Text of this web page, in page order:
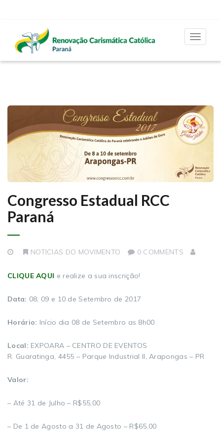
Toggle
Congresso Estadual RCC
Paraná
NOTICIAS DO MOVIMENTO 0 COMMENTS
CLIQUE AQUI e realize a sua inscrição!
Data: 08, 09 e 10 de Setembro de 2017
Horário: Início dia 08 de Setembro as 8h00
Local: EXPOARA – CENTRO DE EVENTOS
R. Guaratinga, 4455 – Parque Industrial II, Arapongas – PR
Valor:
– Até 31 de Julho – R$55,00
– De 1 de Agosto a 31 de Agosto – R$65,00